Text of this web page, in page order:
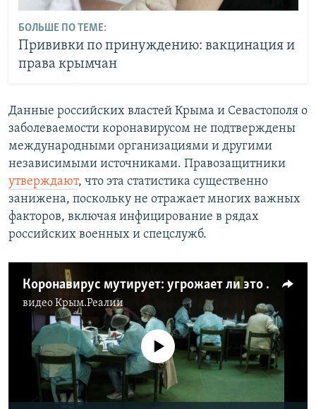
БОЛЬШЕ ПО ТЕМЕ:
Прививки по принуждению: вакцинация и
права крымчан
Данные российских властей Крыма и Севастополя о
заболеваемости коронавирусом не подтверждены
международными организациями и другими
независимыми источниками. Правозащитники
утверждают, что эта статистика существенно
занижена, поскольку не отражает многих важных
факторов, включая инфицирование в рядах
российских военных и спецслужб.
Коронавирус мутирует: угрожает ли это вакцинации (видео)
видеоКрым.Реалии
No media source currently available